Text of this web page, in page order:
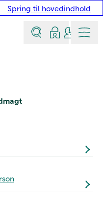
Spring til hovedindhold
Søg Log indKontakt
Menu